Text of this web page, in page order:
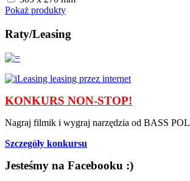
Pokaż produkty
Raty/Leasing
KONKURS NON-STOP!
Nagraj filmik i wygraj narzędzia od BASS
Szczegóły konkursu
Jesteśmy na Facebooku :)